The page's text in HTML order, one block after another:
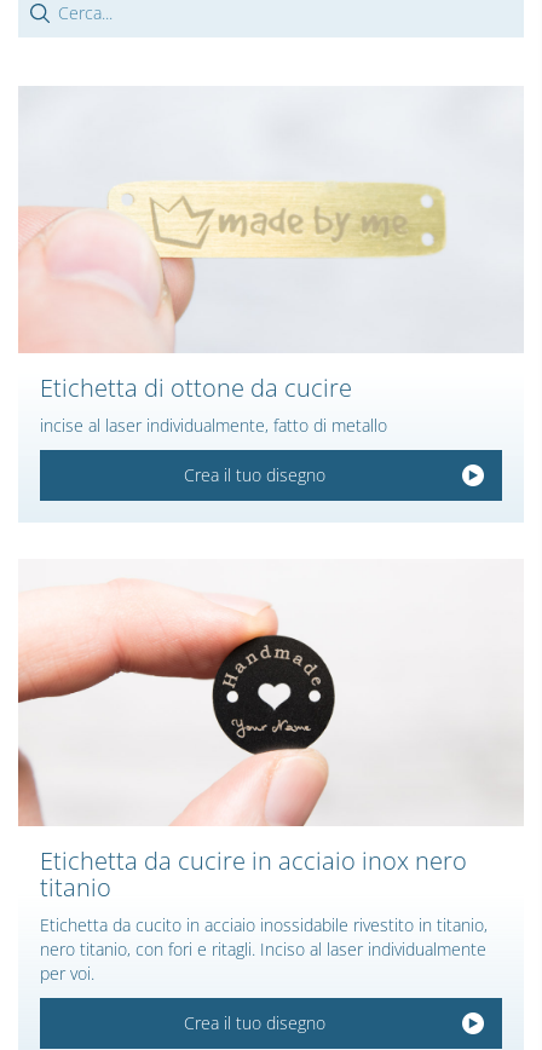
Etichetta di ottone da cucire
incise al laser individualmente, fatto di metallo
Crea il tuo disegno
Etichetta da cucire in acciaio inox nero
titanio
Etichetta da cucito in acciaio inossidabile rivestito in titanio,
nero titanio, con fori e ritagli. Inciso al laser individualmente
per voi.
Crea il tuo disegno